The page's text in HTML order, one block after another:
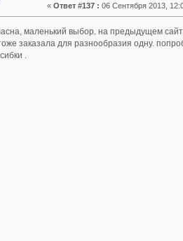
«Ответ #137 : 06 Сентября 2013,
маленький выбор. на предыдущем
заказала для разнообразия одну.
.